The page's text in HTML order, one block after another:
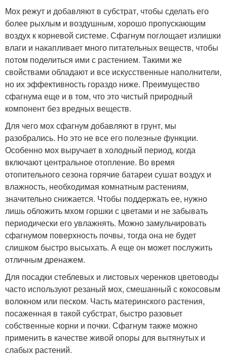
Мох режут и добавляют в субстрат, чтобы сделать его
более рыхлым и воздушным, хорошо пропускающим
воздух к корневой системе. Сфагнум поглощает излишки
влаги и накапливает много питательных веществ, чтобы
потом поделиться ими с растением. Такими же
свойствами обладают и все искусственные наполнители,
но их эффективность гораздо ниже. Преимущество
сфагнума еще и в том, что это чистый природный
компонент без вредных веществ.
Для чего мох сфагнум добавляют в грунт, мы
разобрались. Но это не все его полезные функции.
Особенно мох выручает в холодный период, когда
включают центральное отопление. Во время
отопительного сезона горячие батареи сушат воздух и
влажность, необходимая комнатным растениям,
значительно снижается. Чтобы поддержать ее, нужно
лишь обложить мхом горшки с цветами и не забывать
периодически его увлажнять. Можно замульчировать
сфагнумом поверхность почвы, тогда она не будет
слишком быстро высыхать. А еще он может послужить
отличным дренажем.
Для посадки стеблевых и листовых черенков цветоводы
часто используют резаный мох, смешанный с кокосовым
волокном или песком. Часть материнского растения,
посаженная в такой субстрат, быстро разовьет
собственные корни и почки. Сфагнум также можно
применить в качестве живой опоры для вытянутых и
слабых растений.